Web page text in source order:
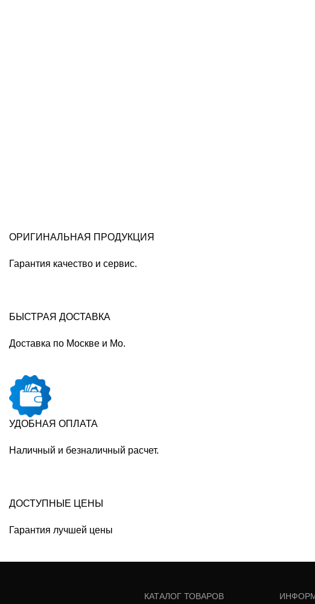
ОРИГИНАЛЬНАЯ ПРОДУКЦИЯ
Гарантия качество и сервис.
БЫСТРАЯ ДОСТАВКА
Доставка по Москве и Мо.
УДОБНАЯ ОПЛАТА
Наличный и безналичный расчет.
ДОСТУПНЫЕ ЦЕНЫ
Гарантия лучшей цены
КАТАЛОГ ТОВАРОВ